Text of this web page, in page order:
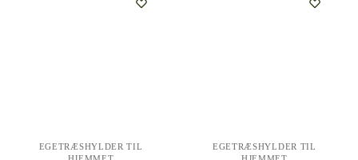
EGETRÆSHYLDER TIL
EGETRÆSHYLDER TIL